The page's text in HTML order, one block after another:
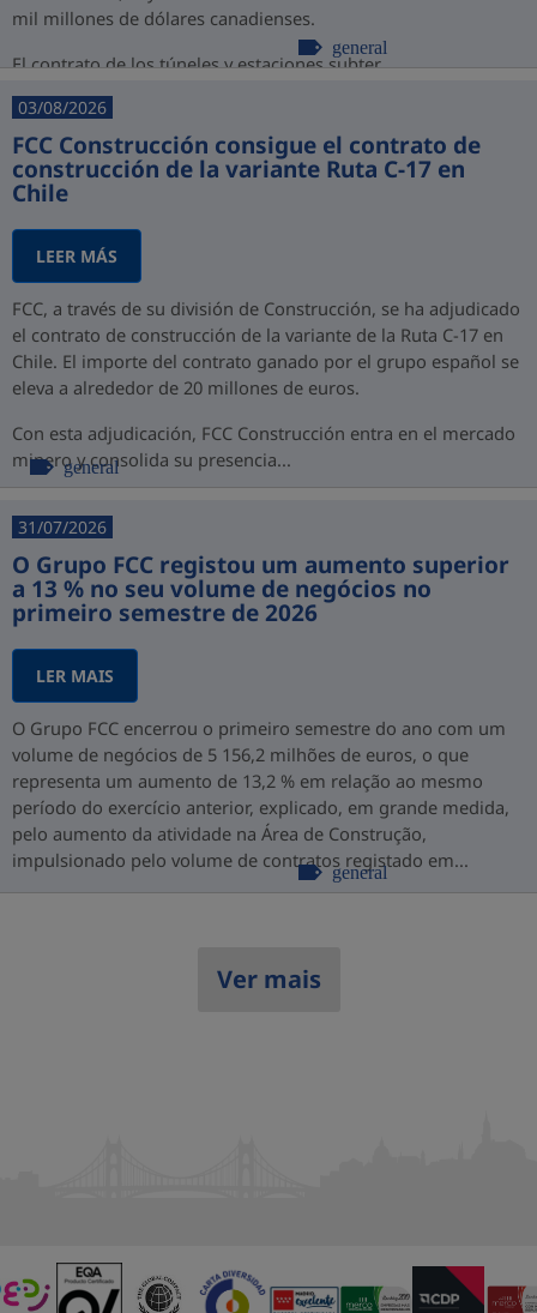
mil millones de dólares canadienses.
El contrato de los túneles y estaciones subter...
general
03/08/2026
FCC Construcción consigue el contrato de
construcción de la variante Ruta C-17 en
Chile
LEER MÁS
FCC, a través de su división de Construcción, se ha adjudicado
el contrato de construcción de la variante de la Ruta C-17 en
Chile. El importe del contrato ganado por el grupo español se
eleva a alrededor de 20 millones de euros.
Con esta adjudicación, FCC Construcción entra en el mercado
minero y consolida su presencia...
general
31/07/2026
O Grupo FCC registou um aumento superior
a 13 % no seu volume de negócios no
primeiro semestre de 2026
LER MAIS
O Grupo FCC encerrou o primeiro semestre do ano com um
volume de negócios de 5 156,2 milhões de euros, o que
representa um aumento de 13,2 % em relação ao mesmo
período do exercício anterior, explicado, em grande medida,
pelo aumento da atividade na Área de Construção,
impulsionado pelo volume de contratos registado em...
general
Ver mais